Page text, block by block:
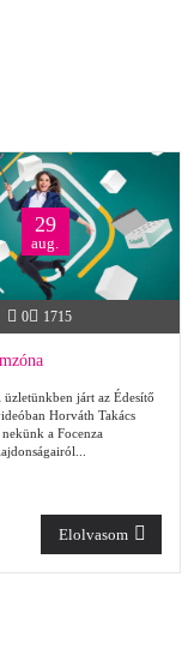
29
aug.
0 1715
üzletünkben járt az Édesítő
Horváth Takács
nekünk a Focenza
Elolvasom